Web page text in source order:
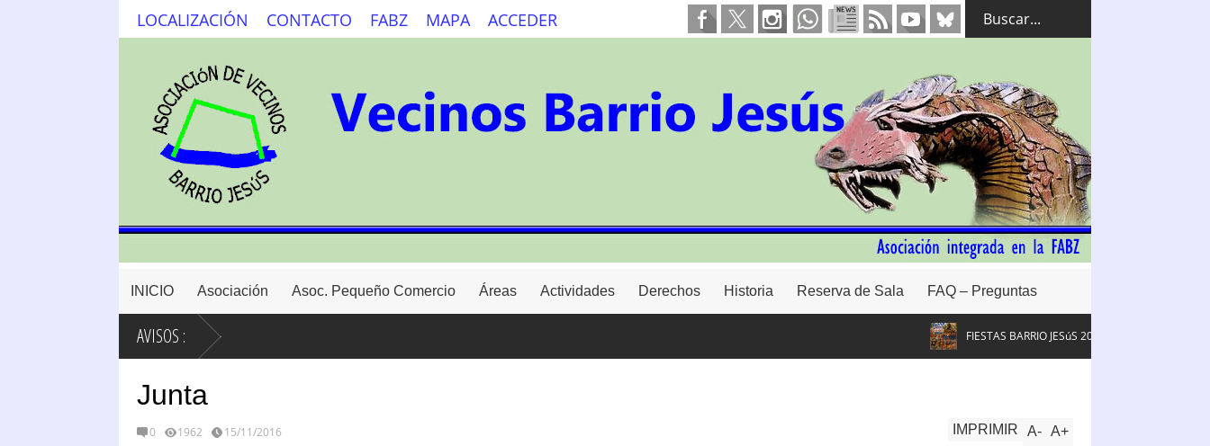
LOCALIZACIÓN CONTACTO FABZ MAPA ACCEDER
INICIO Asociación Asoc. Pequeño Comercio Áreas Actividades Derechos Historia Reserva de Sala FAQ – Preguntas
AVISOS : FIESTAS BARRIO JESúS 2026. #FBJ26
Junta
0 1962 15/11/2016 A+
A-
IMPRIMIR